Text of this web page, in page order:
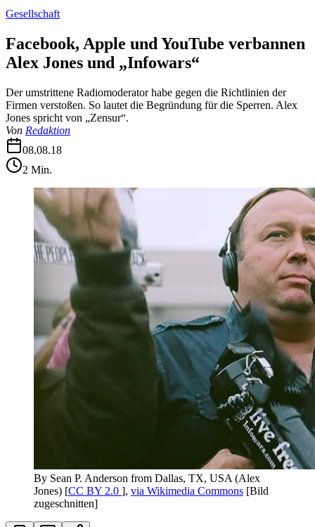
Gesellschaft
Facebook, Apple und YouTube verbannen
Alex Jones und „Infowars“
Der umstrittene Radiomoderator habe gegen die Richtlinien der
Firmen verstoßen. So lautet die Begründung für die Sperren. Alex
Jones spricht von „Zensur“.
Von Redaktion
08.08.18
2 Min.
By Sean P. Anderson from Dallas, TX, USA (Alex
Jones) [CC BY 2.0 ], via Wikimedia Commons [Bild
zugeschnitten]